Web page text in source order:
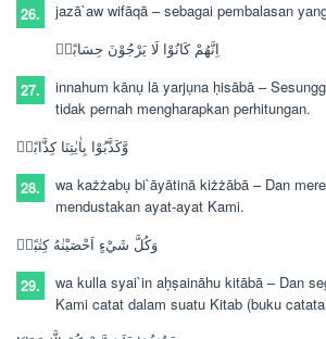
26. jazā`aw wifāqā –sebagai pembalasan
اِنَّهُمْ كَانُوْا لَا يَرْجُوْنَ حِسَابًاۙ
27.
innahum kānụ lā yarjụna ḥisābā –
tidak pernah mengharapkan perhitungan.
وَّكَذَّبُوْا بِاٰيٰتِنَا كِذَّابًاۗ
28.
wa każżabụ bi`āyātinā kiżżābā – Dan
mendustakan ayat-ayat Kami.
وَكُلَّ شَيْءٍ اَحْصَيْنٰهُ كِتٰبًاۙ
29.
wa kulla syai`in aḥṣaināhu kitābā – Dan
Kami catat dalam suatu Kitab (buku